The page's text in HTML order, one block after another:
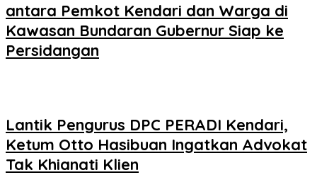
antara Pemkot Kendari dan Warga di
Kawasan Bundaran Gubernur Siap ke
Persidangan
Lantik Pengurus DPC PERADI Kendari,
Ketum Otto Hasibuan Ingatkan Advokat
Tak Khianati Klien